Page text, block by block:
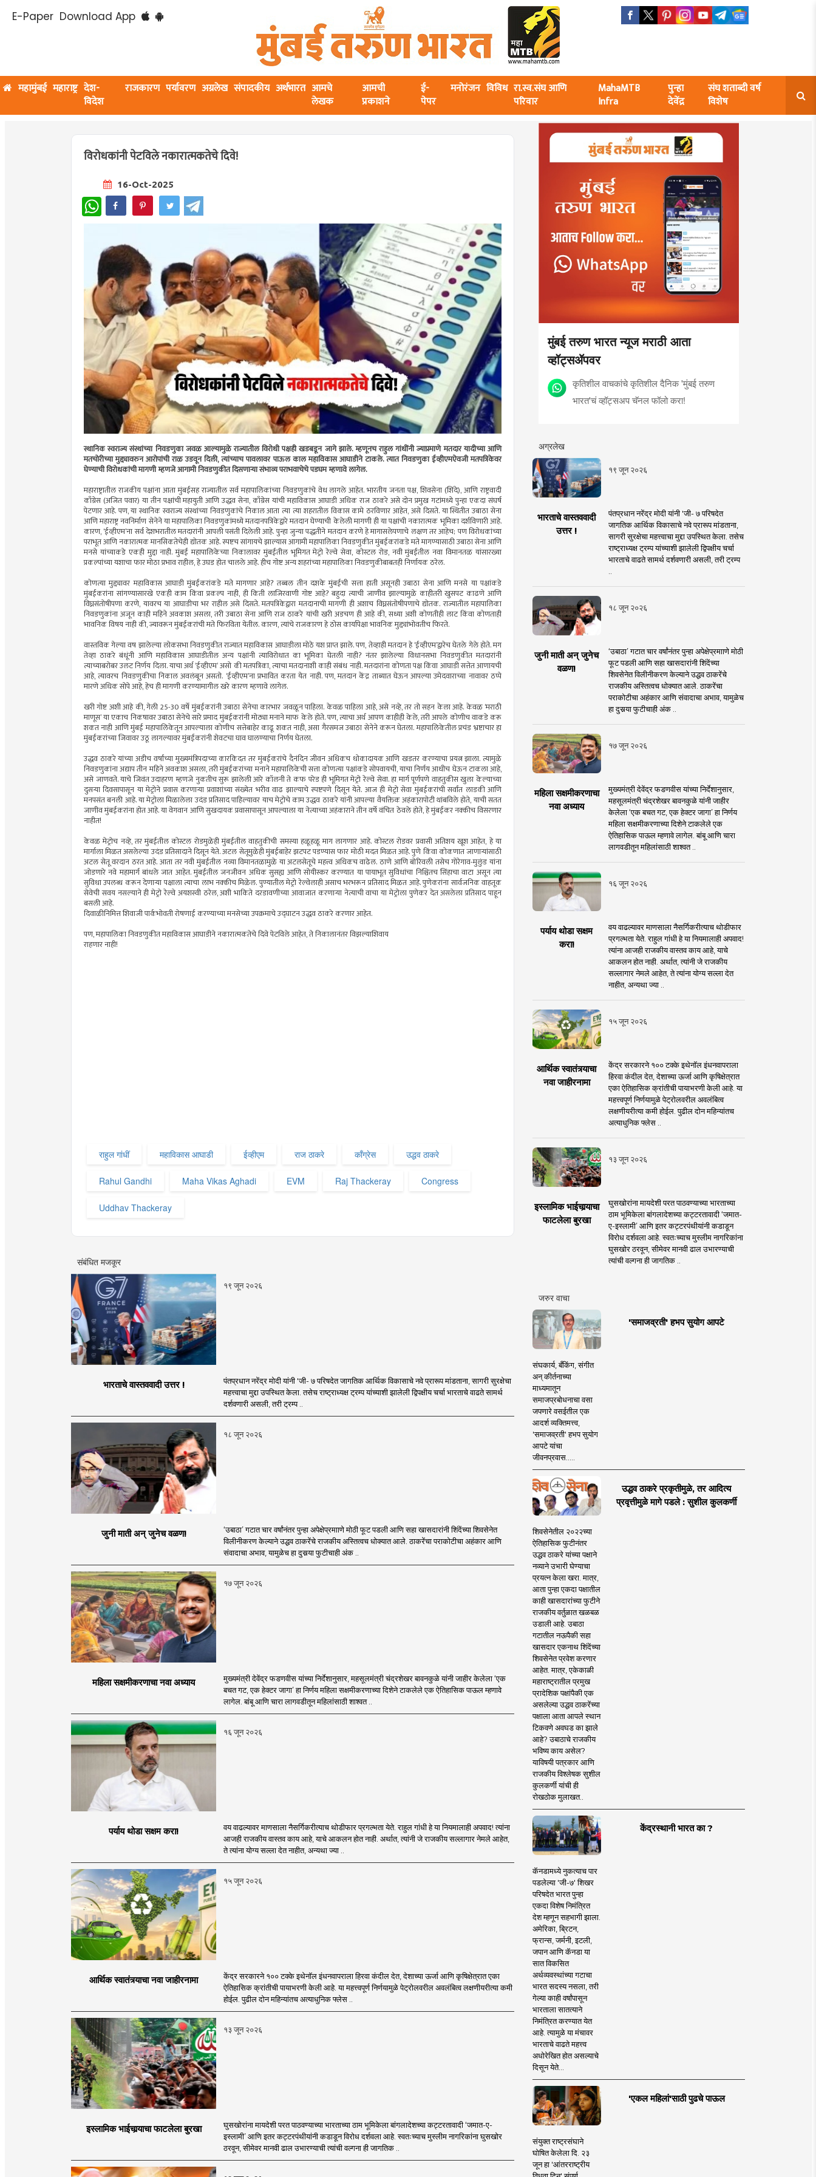
E-Paper Download App
महामुंबई महाराष्ट्र देश-
विदेश
राजकारण पर्यावरण अग्रलेख संपादकीय अर्थभारत आमचे
लेखक
आमची
प्रकाशने
ई-
पेपर
मनोरंजन विविध रा.स्व.संघ आणि
परिवार
MahaMTB
Infra
पुन्हा
देवेंद्र
संघ शताब्दी वर्ष
विशेष
विरोधकांनी पेटविले नकारात्मकतेचे दिवे!
16-Oct-2025
WhatsApp
स्थानिक स्वराज्य संस्थांच्या निवडणुका जवळ आल्यामुळे राज्यातील विरोधी पक्षही खडबडून जागे झाले. म्हणूनच राहुल गांधींनी ज्याप्रमाणे मतदार यादीच्या आणि
मतचोरीच्या मुद्द्यावरुन आरोपांची राळ उडवून दिली, त्यांच्याच पावलावर पाऊल काल महाविकास आघाडीने टाकले. त्यात निवडणुका ईव्हीएमऐवजी मतपत्रिकेवर
घेण्याची विरोधकांची मागणी म्हणजे आगामी निवडणुकीत दिसणाऱ्या संभाव्य पराभवाचेचे पडघम म्हणावे लागेल.
महाराष्ट्रातील राजकीय पक्षांना आता मुंबईसह राज्यातील सर्व महापालिकांच्या निवडणुकांचे वेध लागले आहेत. भारतीय जनता पक्ष, शिवसेना (शिंदे), आणि राष्ट्रवादी
काँग्रेस (अजित पवार) या तीन पक्षांची महायुती आणि उद्धव सेना, काँग्रेस यांची महाविकास आघाडी अधिक राज ठाकरे असे दोन प्रमुख गटांमध्ये पुन्हा एकदा संघर्ष
पेटणार आहे. पण, या स्थानिक स्वराज्य संस्थांच्या निवडणुकांचे निकाल आता त्या त्या शहरातील विकास कामे ठरविणार आहेत, असे दिसते. या स्थितीत उबाठा सेना
आणि महाराष्ट्र नवनिर्माण सेनेने या महापालिका निवडणुकांमध्ये मतदानपत्रिकेद्वारे मतदान घेण्याची केलेली मागणी ही या पक्षांची नकारात्मक भूमिका दर्शविणारी आहे.
कारण, ‌‘ईव्हीएम‌’ना सर्व देशभरातील मतदारांनी आपली पसंती दिलेली आहे. पुन्हा जुन्या पद्धतीने मतदान करणे हे मागासलेपणाचे लक्षण तर आहेच; पण विरोधकांच्या
पराभूत आणि नकारात्मक मानसिकतेचेही द्योतक आहे. स्पष्टच सांगायचे झाल्यास आगामी महापालिका निवडणुकीत मुंबईकरांकडे मते मागण्यासाठी उबाठा सेना आणि
मनसे यांच्याकडे एकही मुद्दा नाही. मुंबई महापालिकेच्या निकालावर मुंबईतील भूमिगत मेट्रो रेल्वे सेवा, कोस्टल रोड, नवी मुंबईतील नवा विमानतळ यांसारख्या
प्रकल्पांच्या यशाचा फार मोठा प्रभाव राहील, हे उघड होत चालले आहे. हीच गोष्ट अन्य शहरांच्या महापालिका निवडणुकीबाबतही निर्णायक ठरेल.
कोणत्या मुद्द्यावर महाविकास आघाडी मुंबईकरांकडे मते मागणार आहे? तब्बल तीन दशके मुंबईची सत्ता हाती असूनही उबाठा सेना आणि मनसे या पक्षांकडे
मुंबईकरांना सांगण्यासारखे एकही काम किंवा प्रकल्प नाही, ही किती लाजिरवाणी गोष्ट आहे? बहुदा त्याची जाणीव झाल्यामुळे काहीतरी खुसपट काढणे आणि
विघ्नसंतोषीपणा करणे, यावरच या आघाडीचा भर राहील असे दिसते. मतपत्रिकेद्वारा मतदानाची मागणी ही अशाच विघ्नसंतोषीपणाचे द्योतक. राज्यातील महापालिका
निवडणुकांना अजून काही महिने अवकाश असला, तरी उबाठा सेना आणि राज ठाकरे यांची खरी अडचण ही आहे की, सध्या अशी कोणतीही लाट किंवा कोणताही
भावनिक विषय नाही की, ज्यावरून मुंबईकरांची मते फिरविता येतील. कारण, त्यांचे राजकारण हे ठोस कार्यापेक्षा भावनिक मुद्द्यांभोवतीच फिरते.
वास्तविक गेल्या वष झालेल्या लोकसभा निवडणुकीत राज्यात महाविकास आघाडीला मोठे यश प्राप्त झाले. पण, तेव्हाही मतदान हे ‌‘ईव्हीएम‌’द्वारेच घेतले गेले होते. मग
तेव्हा ठाकरे बंधूंनी आणि महाविकास आघाडीतील अन्य पक्षांनी त्याविरोधात का भूमिका घेतली नाही? नंतर झालेल्या विधानसभा निवडणुकीत मतदारांनी
त्याच्याबरोबर उलट निर्णय दिला. याचा अर्थ ‌‘ईव्हीएम‌’ असो की मतपत्रिका, त्याचा मतदानाशी काही संबंध नाही. मतदारांना कोणता पक्ष किंवा आघाडी सत्तेत आणायची
आहे, त्यावरच निवडणुकीचा निकाल अवलंबून असतो. ‌‘ईव्हीएम‌’ना प्रभावित करता येत नाही. पण, मतदान केंद्र ताब्यात घेऊन आपल्या उमेदवाराच्या नावावर ठप्पे
मारणे अधिक सोपे आहे, हेच ही मागणी करण्यामागील खरे कारण म्हणावे लागेल.
खरी गोष्ट अशी आहे की, गेली 25-30 वर्षे मुंबईकरांनी उबाठा सेनेचा कारभार जवळून पाहिला. केवळ पाहिला आहे, असे नव्हे, तर तो सहन केला आहे. केवळ ‌‘मराठी
माणूस‌’ या एकाच निकषावर उबाठा सेनेचे सारे प्रमाद मुंबईकरांनी मोठ्या मनाने माफ केले होते. पण, त्याचा अर्थ आपण काहीही केले, तरी आपले कोणीच वाकडे करू
शकत नाही आणि मुंबई महापालिकेतून आपल्याला कोणीच सत्तेबाहेर काढू शकत नाही, असा गैरसमज उबाठा सेनेने करून घेतला. महापालिकेतील प्रचंड भ्रष्टाचार हा
मुंबईकरांच्या जिवावर उठू लागल्यावर मुंबईकरांनी शेवटचा घाव घालण्याचा निर्णय घेतला.
उद्धव ठाकरे यांच्या अडीच वर्षांच्या मुख्यमंत्रिपदाच्या कारकिदत तर मुंबईकरांचे दैनंदिन जीवन अधिकच धोकादायक आणि खडतर करण्याचा प्रयत्न झाला. त्यामुळे
निवडणुकांना अद्याप तीन महिने अवकाश असला, तरी मुंबईकरांच्या मनाने महापालिकेची सत्ता कोणत्या पक्षांकडे सोपवायची, याचा निर्णय आधीच घेऊन टाकला आहे,
असे जाणवते. याचे जिवंत उदाहरण म्हणजे नुकतीच सुरू झालेली आरे कॉलनी ते कफ परेड ही भूमिगत मेट्रो रेल्वे सेवा. हा मार्ग पूर्णपणे वाहतुकीस खुला केल्याच्या
दुसऱ्या दिवसापासून या मेट्रोने प्रवास करणाऱ्या प्रवाशांच्या संख्येत भरीव वाढ झाल्याचे स्पष्टपणे दिसून येते. आज ही मेट्रो सेवा मुंबईकरांची सर्वांत लाडकी आणि
मनपसंत बनली आहे. या मेट्रोला मिळालेला उदंड प्रतिसाद पाहिल्यावर याच मेट्रोचे काम उद्धव ठाकरे यांनी आपल्या वैयक्तिक अहंकारापोटी थांबविले होते, याची सतत
जाणीव मुंबईकरांना होत आहे. या वेगवान आणि सुखदायक प्रवासापासून आपल्याला या नेत्याच्या अहंकाराने तीन वर्षे वंचित ठेवले होते, हे मुंबईकर नक्कीच विसरणार
नाहीत!
केवळ मेट्रोच नव्हे, तर मुंबईतील कोस्टल रोडमुळेही मुंबईतील वाहतुकीची समस्या हळूहळू माग लागणार आहे. कोस्टल रोडवर प्रवासी अतिशय खूश आहेत, हे या
मार्गाला मिळत असलेल्या उदंड प्रतिसादाने दिसून येते. अटल सेतूमुळेही मुंबईबाहेर झटपट पडण्यास फार मोठी मदत मिळत आहे. पुणे किंवा कोकणात जाणाऱ्यांसाठी
अटल सेतू वरदान ठरत आहे. आता तर नवी मुंबईतील नव्या विमानतळामुळे या अटलसेतूचे महत्त्व अधिकच वाढेल. ठाणे आणि बोरिवली तसेच गोरेगाव-मुलुंड यांना
जोडणारे नवे महामार्ग बांधले जात आहेत. मुंबईतील जनजीवन अधिक सुसह्य आणि सोयीस्कर करण्यात या पायाभूत सुविधांचा निश्चितच सिंहाचा वाटा असून त्या
सुविधा उपलब्ध करून देणाऱ्या पक्षाला त्याचा लाभ नक्कीच मिळेल. पुण्यातील मेट्रो रेल्वेलाही असाच भरभरून प्रतिसाद मिळत आहे. पुणेकरांना सार्वजनिक वाहतूक
सेवेची सवय नसल्याने ही मेट्रो रेल्वे अयशस्वी ठरेल, अशी भाकिते दरडावणीच्या आवाजात करणाऱ्या नेत्याची वाचा या मेट्रोला पुणेकर देत असलेला प्रतिसाद पाहून
बसली आहे.
दिवाळीनिमित्त शिवाजी पार्कभोवती रोषणाई करण्याच्या मनसेच्या उपक्रमाचे उद्घाटन उद्धव ठाकरे करणार आहेत.
पण, महापालिका निवडणुकीत महाविकास आघाडीने नकारात्मकतेचे दिवे पेटविले आहेत, ते निकालानंतर विझल्याशिवाय
राहणार नाही!
राहुल गांधीं महाविकास आघाडी ईव्हीएम राज ठाकरे काँग्रेस उद्धव ठाकरे
Rahul Gandhi Maha Vikas Aghadi EVM Raj Thackeray Congress
Uddhav Thackeray
संबंधित मजकूर
१९ जून २०२६
भारताचे वास्तववादी उत्तर !
पंतप्रधान नरेंद्र मोदी यांनी 'जी- ७ परिषदेत जागतिक आर्थिक विकासाचे नवे प्रारूप मांडताना, सागरी सुरक्षेचा
महत्त्वाचा मुद्दा उपस्थित केला. तसेच राष्ट्राध्यक्ष ट्रम्प यांच्याशी झालेली द्विपक्षीय चर्चा भारताचे वाढते सामर्थ
दर्शवणारी असली, तरी ट्रम्प ..
१८ जून २०२६
जुनी माती अन् जुनेच वळण!
‘उबाठा’ गटात चार वर्षांनंतर पुन्हा अपेक्षेप्रमााणे मोठी फूट पडली आणि सहा खासदारांनी शिंदेंच्या शिवसेनेत
विलीनीकरण केल्याने उद्धव ठाकरेंचे राजकीय अस्तित्वच धोक्यात आले. ठाकरेंचा पराकोटीचा अहंकार आणि
संवादाचा अभाव, यामुळेच हा दुसर्‍या फुटीचाही अंक ..
१७ जून २०२६
महिला सक्षमीकरणाचा नवा अध्याय
मुख्यमंत्री देवेंद्र फडणवीस यांच्या निर्देशानुसार, महसूलमंत्री चंद्रशेखर बावनकुळे यांनी जाहीर केलेला ‘एक
बचत गट, एक हेक्टर जागा’ हा निर्णय महिला सक्षमीकरणाच्या दिशेने टाकलेले एक ऐतिहासिक पाऊल म्हणावे
लागेल. बांबू आणि चारा लागवडीतून महिलांसाठी शाश्वत ..
१६ जून २०२६
पर्याय थोडा सक्षम करा!
वय वाढल्यावर माणसाला नैसर्गिकरीत्याच थोडीफार प्रगल्भता येते. राहुल गांधी हे या नियमालाही अपवाद! त्यांना
आजही राजकीय वास्तव काय आहे, याचे आकलन होत नाही. अर्थात, त्यांनी जे राजकीय सल्लागार नेमले आहेत,
ते त्यांना योग्य सल्ला देत नाहीत, अन्यथा ज्या ..
१५ जून २०२६
आर्थिक स्वातंत्र्याचा नवा जाहीरनामा
केंद्र सरकारने १०० टक्के इथेनॉल इंधनवापराला हिरवा कंदील देत, देशाच्या ऊर्जा आणि कृषिक्षेत्रात एका
ऐतिहासिक क्रांतीची पायाभरणी केली आहे. या महत्त्वपूर्ण निर्णयामुळे पेट्रोलवरील अवलंबित्व लक्षणीयरीत्या कमी
होईल. पुढील दोन महिन्यांतच अत्याधुनिक फ्लेस ..
१३ जून २०२६
इस्लामिक भाईचार्‍याचा फाटलेला बुरखा
घुसखोरांना मायदेशी परत पाठवण्याच्या भारताच्या ठाम भूमिकेला बांगलादेशच्या कट्टरतावादी ‘जमात-ए-
इस्लामी’ आणि इतर कट्टरपंथीयांनी कडाडून विरोध दर्शवला आहे. स्वतःच्याच मुस्लीम नागरिकांना घुसखोर
ठरवून, सीमेवर मानवी ढाल उभारण्याची त्यांची वल्गना ही जागतिक ..
मुंबई तरुण भारत न्यूज मराठी आता
व्हॉट्सॲपवर
कृतिशील वाचकांचे कृतिशील दैनिक 'मुंबई तरुण
भारत'चं व्हॉट्सअप चॅनल फॉलो करा!
अग्रलेख
१९ जून २०२६
भारताचे वास्तववादी
उत्तर !
पंतप्रधान नरेंद्र मोदी यांनी 'जी- ७ परिषदेत
जागतिक आर्थिक विकासाचे नवे प्रारूप मांडताना,
सागरी सुरक्षेचा महत्त्वाचा मुद्दा उपस्थित केला. तसेच
राष्ट्राध्यक्ष ट्रम्प यांच्याशी झालेली द्विपक्षीय चर्चा
भारताचे वाढते सामर्थ दर्शवणारी असली, तरी ट्रम्प
१८ जून २०२६
जुनी माती अन् जुनेच
वळण!
‘उबाठा’ गटात चार वर्षांनंतर पुन्हा अपेक्षेप्रमााणे मोठी
फूट पडली आणि सहा खासदारांनी शिंदेंच्या
शिवसेनेत विलीनीकरण केल्याने उद्धव ठाकरेंचे
राजकीय अस्तित्वच धोक्यात आले. ठाकरेंचा
पराकोटीचा अहंकार आणि संवादाचा अभाव, यामुळेच
हा दुसर्‍या फुटीचाही अंक ..
१७ जून २०२६
महिला सक्षमीकरणाचा
नवा अध्याय
मुख्यमंत्री देवेंद्र फडणवीस यांच्या निर्देशानुसार,
महसूलमंत्री चंद्रशेखर बावनकुळे यांनी जाहीर
केलेला ‘एक बचत गट, एक हेक्टर जागा’ हा निर्णय
महिला सक्षमीकरणाच्या दिशेने टाकलेले एक
ऐतिहासिक पाऊल म्हणावे लागेल. बांबू आणि चारा
लागवडीतून महिलांसाठी शाश्वत ..
१६ जून २०२६
पर्याय थोडा सक्षम
करा!
वय वाढल्यावर माणसाला नैसर्गिकरीत्याच थोडीफार
प्रगल्भता येते. राहुल गांधी हे या नियमालाही अपवाद!
त्यांना आजही राजकीय वास्तव काय आहे, याचे
आकलन होत नाही. अर्थात, त्यांनी जे राजकीय
सल्लागार नेमले आहेत, ते त्यांना योग्य सल्ला देत
नाहीत, अन्यथा ज्या ..
१५ जून २०२६
आर्थिक स्वातंत्र्याचा
नवा जाहीरनामा
केंद्र सरकारने १०० टक्के इथेनॉल इंधनवापराला
हिरवा कंदील देत, देशाच्या ऊर्जा आणि कृषिक्षेत्रात
एका ऐतिहासिक क्रांतीची पायाभरणी केली आहे. या
महत्त्वपूर्ण निर्णयामुळे पेट्रोलवरील अवलंबित्व
लक्षणीयरीत्या कमी होईल. पुढील दोन महिन्यांतच
अत्याधुनिक फ्लेस ..
१३ जून २०२६
इस्लामिक भाईचार्‍याचा
फाटलेला बुरखा
घुसखोरांना मायदेशी परत पाठवण्याच्या भारताच्या
ठाम भूमिकेला बांगलादेशच्या कट्टरतावादी ‘जमात-
ए-इस्लामी’ आणि इतर कट्टरपंथीयांनी कडाडून
विरोध दर्शवला आहे. स्वतःच्याच मुस्लीम नागरिकांना
घुसखोर ठरवून, सीमेवर मानवी ढाल उभारण्याची
त्यांची वल्गना ही जागतिक ..
जरुर वाचा
'समाजव्रती' हभप सुयोग आपटे
संघकार्य, बँकिंग, संगीत
अन् कीर्तनाच्या
माध्यमातून
समाजप्रबोधनाचा वसा
जपणारे वसईतील एक
आदर्श व्यक्तिमत्त्व,
'समाजव्रती' हभप सुयोग
आपटे यांचा
जीवनप्रवास.....
उद्धव ठाकरे प्रकृतीमुळे, तर आदित्य
प्रवृत्तीमुळे मागे पडले : सुशील कुलकर्णी
शिवसेनेतील २०२२च्या
ऐतिहासिक फुटीनंतर
उद्धव ठाकरे यांच्या पक्षाने
नव्याने उभारी घेण्याचा
प्रयत्न केला खरा. मात्र,
आता पुन्हा एकदा पक्षातील
काही खासदारांच्या फुटीने
राजकीय वर्तुळात खळबळ
उडाली आहे. उबाठा
गटातील नऊपैकी सहा
खासदार एकनाथ शिंदेंच्या
शिवसेनेत प्रवेश करणार
आहेत. मात्र, एकेकाळी
महाराष्ट्रातील प्रमुख
प्रादेशिक पक्षांपैकी एक
असलेल्या उद्धव ठाकरेंच्या
पक्षाला आता आपले स्थान
टिकवणे अवघड का झाले
आहे? उबाठाचे राजकीय
भविष्य काय असेल?
याविषयी पत्रकार आणि
राजकीय विश्लेषक सुशील
कुलकर्णी यांची ही
रोखठोक मुलाखत..
केंद्रस्थानी भारत का ?
कॅनडामध्ये नुकत्याच पार
पडलेल्या 'जी-७' शिखर
परिषदेत भारत पुन्हा
एकदा विशेष निमंत्रित
देश म्हणून सहभागी झाला.
अमेरिका, ब्रिटन,
फ्रान्स, जर्मनी, इटली,
जपान आणि कॅनडा या
सात विकसित
अर्थव्यवस्थांच्या गटाचा
भारत सदस्य नसला, तरी
गेल्या काही वर्षांपासून
भारताला सातत्याने
निमंत्रित करण्यात येत
आहे. त्यामुळे या मंचावर
भारताचे वाढते महत्त्व
अधोरेखित होत असल्याचे
दिसून येते...
'एकल महिलां'साठी पुढचे पाऊल
संयुक्त राष्ट्रसंघाने
घोषित केलेला दि. २३
जून हा 'आंतरराष्ट्रीय